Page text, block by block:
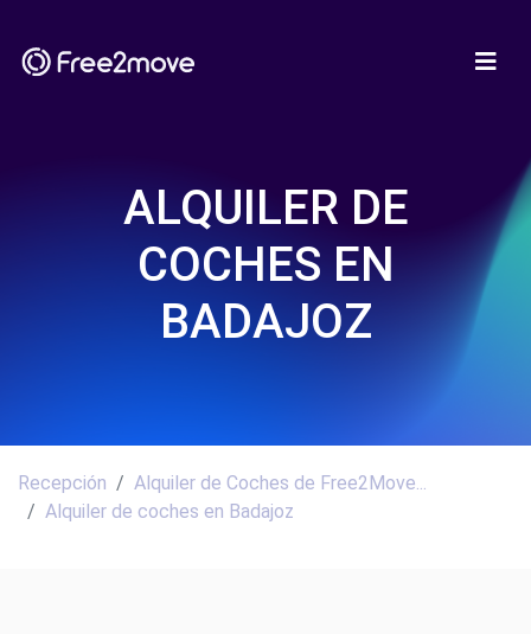
ALQUILER DE
COCHES EN
BADAJOZ
Recepción
Alquiler de Coches de Free2Move...
Alquiler de coches en Badajoz